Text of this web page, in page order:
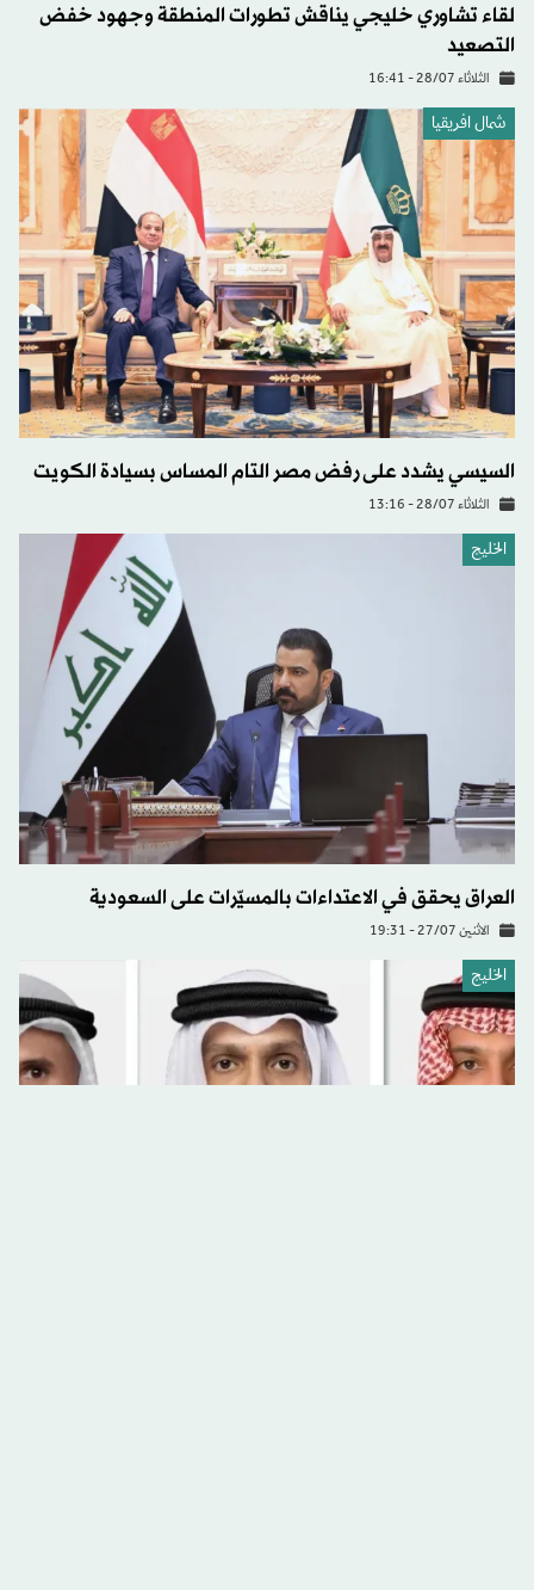
لقاء تشاوري خليجي يناقش تطورات المنطقة وجهود خفض
التصعيد
الثلاثاء 28/07 - 16:41
شمال افريقيا
السيسي يشدد على رفض مصر التام المساس بسيادة الكويت
الثلاثاء 28/07 - 13:16
الخليج
العراق يحقق في الاعتداءات بالمسيّرات على السعودية
الاثنين 27/07 - 19:31
الخليج